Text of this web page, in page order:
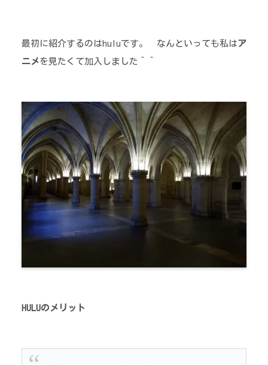
最初に紹介するのはhuluです。 なんといっても私はア
ニメを見たくて加入しました＾＾
HULUのメリット